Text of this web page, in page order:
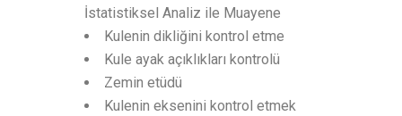
İstatistiksel Analiz ile Muayene
Kulenin dikliğini kontrol etme
Kule ayak açıklıkları kontrolü
Zemin etüdü
Kulenin eksenini kontrol etmek